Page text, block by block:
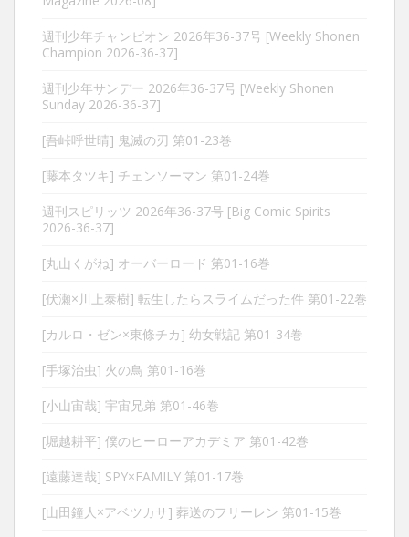
週刊少年チャンピオン 2026年36-37号 [Weekly Shonen
Champion 2026-36-37]
週刊少年サンデー 2026年36-37号 [Weekly Shonen
Sunday 2026-36-37]
[吾峠呼世晴] 鬼滅の刃 第01-23巻
[藤本タツキ] チェンソーマン 第01-24巻
週刊スピリッツ 2026年36-37号 [Big Comic Spirits
2026-36-37]
[丸山くがね] オーバーロード 第01-16巻
[伏瀬×川上泰樹] 転生したらスライムだった件 第01-22巻
[カルロ・ゼン×東條チカ] 幼女戦記 第01-34巻
[手塚治虫] 火の鳥 第01-16巻
[小山宙哉] 宇宙兄弟 第01-46巻
[堀越耕平] 僕のヒーローアカデミア 第01-42巻
[遠藤達哉] SPY×FAMILY 第01-17巻
[山田鐘人×アベツカサ] 葬送のフリーレン 第01-15巻